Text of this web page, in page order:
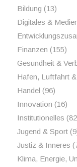
Bildung (13)
Digitales &
Finanzen (155)
Gesundheit &
Hafen, Luftfahrt
Handel (96)
Innovation (16)
Institutionelles
Jugend & Sport
Justiz & Inneres
Klima, Energie,